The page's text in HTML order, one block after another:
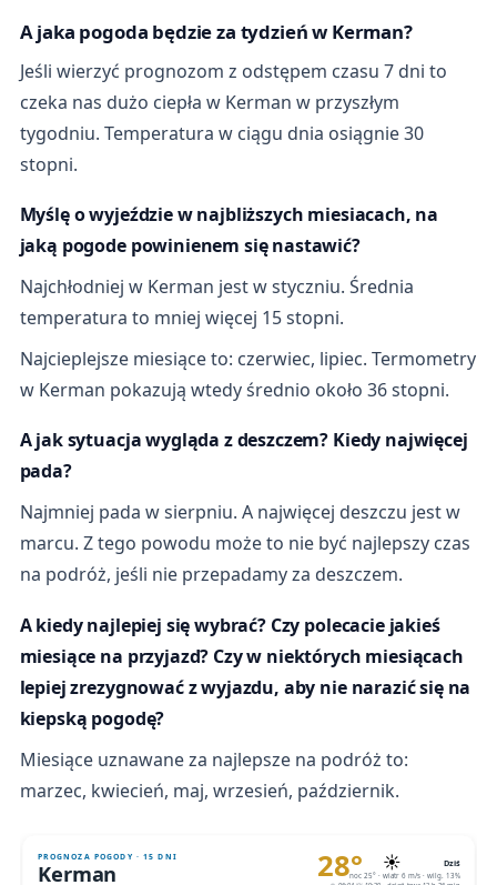
A jaka pogoda będzie za tydzień w Kerman?
Jeśli wierzyć prognozom z odstępem czasu 7 dni to
czeka nas dużo ciepła w Kerman w przyszłym
tygodniu. Temperatura w ciągu dnia osiągnie 30
stopni.
Myślę o wyjeździe w najbliższych miesiacach, na
jaką pogode powinienem się nastawić?
Najchłodniej w Kerman jest w styczniu. Średnia
temperatura to mniej więcej 15 stopni.
Najcieplejsze miesiące to: czerwiec, lipiec. Termometry
w Kerman pokazują wtedy średnio około 36 stopni.
A jak sytuacja wygląda z deszczem? Kiedy najwięcej
pada?
Najmniej pada w sierpniu. A najwięcej deszczu jest w
marcu. Z tego powodu może to nie być najlepszy czas
na podróż, jeśli nie przepadamy za deszczem.
A kiedy najlepiej się wybrać? Czy polecacie jakieś
miesiące na przyjazd? Czy w niektórych miesiącach
lepiej zrezygnować z wyjazdu, aby nie narazić się na
kiepską pogodę?
Miesiące uznawane za najlepsze na podróż to:
marzec, kwiecień, maj, wrzesień, październik.